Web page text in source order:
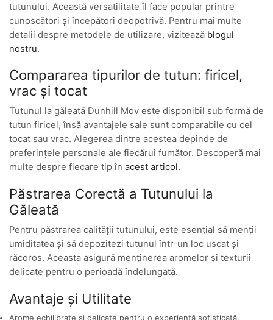
tutunului. Această versatilitate îl face popular printre
cunoscători și începători deopotrivă. Pentru mai multe
detalii despre metodele de utilizare, vizitează blogul
nostru.
Compararea tipurilor de tutun: firicel,
vrac și tocat
Tutunul la găleată Dunhill Mov este disponibil sub formă de
tutun firicel, însă avantajele sale sunt comparabile cu cel
tocat sau vrac. Alegerea dintre acestea depinde de
preferințele personale ale fiecărui fumător. Descoperă mai
multe despre fiecare tip în acest articol.
Păstrarea Corectă a Tutunului la
Găleată
Pentru păstrarea calității tutunului, este esențial să menții
umiditatea și să depozitezi tutunul într-un loc uscat și
răcoros. Aceasta asigură menținerea aromelor și texturii
delicate pentru o perioadă îndelungată.
Avantaje și Utilitate
Arome echilibrate și delicate pentru o experiență sofisticată.